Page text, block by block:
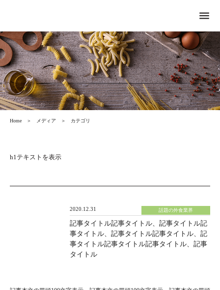
menu
Home ＞ メディア ＞ カテゴリ
h1テキストを表示
2020.12.31 話題の外食業界
記事タイトル記事タイトル、記事タイトル記
事タイトル、記事タイトル記事タイトル、記
事タイトル記事タイトル記事タイトル、記事
タイトル